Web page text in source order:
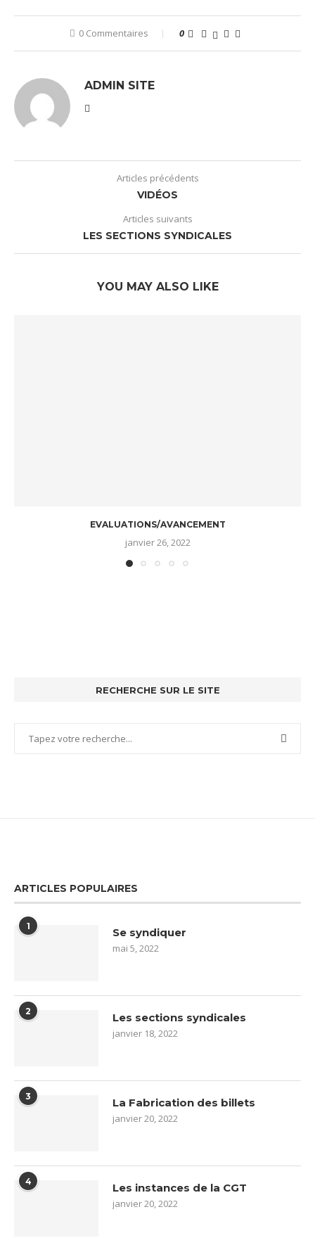
0 Commentaires 0
ADMIN SITE
Articles précédents
VIDÉOS
Articles suivants
LES SECTIONS SYNDICALES
YOU MAY ALSO LIKE
EVALUATIONS/AVANCEMENT
janvier 26, 2022
RECHERCHE SUR LE SITE
ARTICLES POPULAIRES
1 Se syndiquer
mai 5, 2022
2 Les sections syndicales
janvier 18, 2022
3 La Fabrication des billets
janvier 20, 2022
4 Les instances de la CGT
janvier 20, 2022